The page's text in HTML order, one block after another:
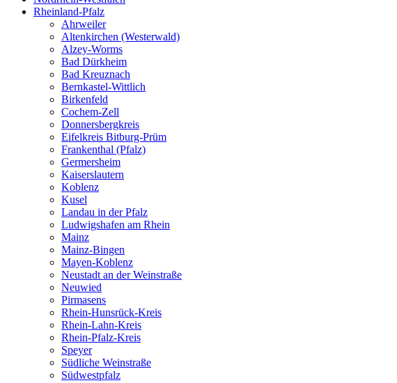
Rheinland-Pfalz
Ahrweiler
Altenkirchen (Westerwald)
Alzey-Worms
Bad Dürkheim
Bad Kreuznach
Bernkastel-Wittlich
Birkenfeld
Cochem-Zell
Donnersbergkreis
Eifelkreis Bitburg-Prüm
Frankenthal (Pfalz)
Germersheim
Kaiserslautern
Koblenz
Kusel
Landau in der Pfalz
Ludwigshafen am Rhein
Mainz
Mainz-Bingen
Mayen-Koblenz
Neustadt an der Weinstraße
Neuwied
Pirmasens
Rhein-Hunsrück-Kreis
Rhein-Lahn-Kreis
Rhein-Pfalz-Kreis
Speyer
Südliche Weinstraße
Südwestpfalz